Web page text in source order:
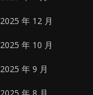
2025 年 12 月
2025 年 10 月
2025 年 9 月